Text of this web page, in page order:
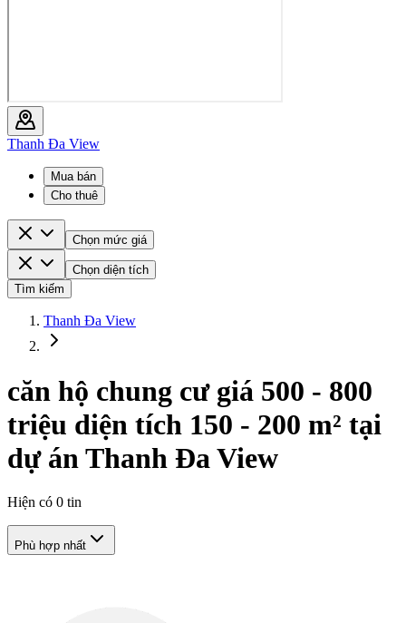
Thanh Đa View
Mua bán
Cho thuê
Chọn mức giá
Chọn diện tích
Tìm kiếm
Thanh Đa View
căn hộ chung cư giá 500 - 800
triệu diện tích 150 - 200 m² tại
dự án Thanh Đa View
Hiện có 0 tin
Phù hợp nhất